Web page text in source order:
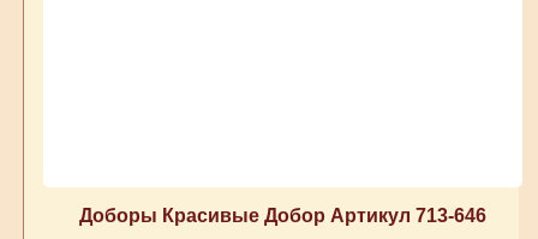
Доборы Красивые Добор Артикул 713-646